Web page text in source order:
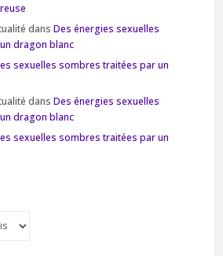
dans Des énergies sexuelles
dragon blanc
sexuelles sombres traitées par un
dans Des énergies sexuelles
dragon blanc
sexuelles sombres traitées par un